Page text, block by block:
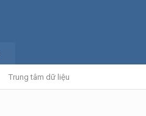
Trung tâm dữ liệu